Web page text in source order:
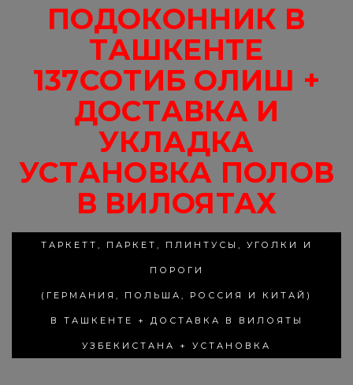
ПОДОКОННИК В
ТАШКЕНТЕ
137СОТИБ ОЛИШ +
ДОСТАВКА И
УКЛАДКА
УСТАНОВКА ПОЛОВ
В ВИЛОЯТАХ
ТАРКЕТТ, ПАРКЕТ, ПЛИНТУСЫ, УГОЛКИ И
ПОРОГИ
(ГЕРМАНИЯ, ПОЛЬША, РОССИЯ И КИТАЙ)
В ТАШКЕНТЕ + ДОСТАВКА В ВИЛОЯТЫ
УЗБЕКИСТАНА + УСТАНОВКА